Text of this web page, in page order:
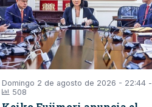
Domingo 2 de agosto de 2026 - 22:44 -
508